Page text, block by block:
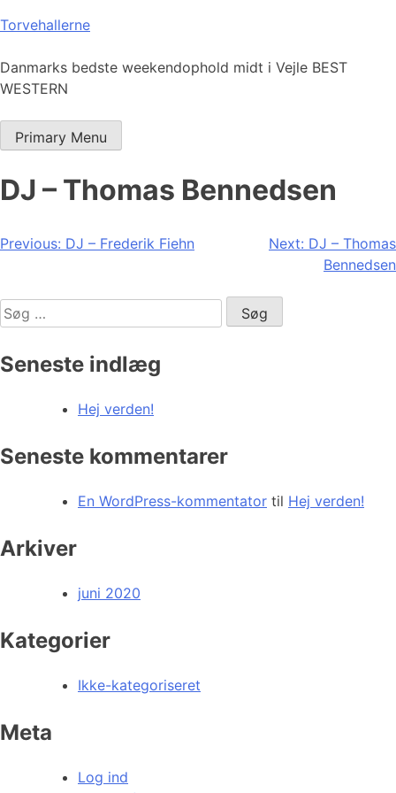
Skip
content
Torvehallerne
Danmarks bedste weekendophold midt i Vejle BEST
WESTERN
Primary Menu
DJ – Thomas Bennedsen
Indlægsnavigation
Previous: DJ – Frederik Fiehn Next: DJ – Thomas
Bennedsen
Søg
efter:
Seneste indlæg
Hej verden!
Seneste kommentarer
En WordPress-kommentator til Hej verden!
Arkiver
juni 2020
Kategorier
Ikke-kategoriseret
Meta
Log ind